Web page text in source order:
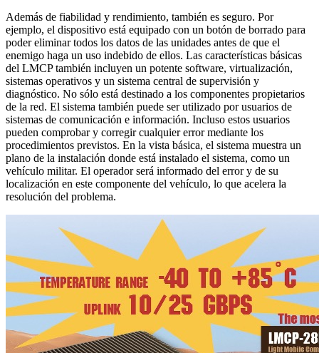
Además de fiabilidad y rendimiento, también es seguro. Por
ejemplo, el dispositivo está equipado con un botón de borrado para
poder eliminar todos los datos de las unidades antes de que el
enemigo haga un uso indebido de ellos. Las características básicas
del LMCP también incluyen un potente software, virtualización,
sistemas operativos y un sistema central de supervisión y
diagnóstico. No sólo está destinado a los componentes propietarios
de la red. El sistema también puede ser utilizado por usuarios de
sistemas de comunicación e información. Incluso estos usuarios
pueden comprobar y corregir cualquier error mediante los
procedimientos previstos. En la vista básica, el sistema muestra un
plano de la instalación donde está instalado el sistema, como un
vehículo militar. El operador será informado del error y de su
localización en este componente del vehículo, lo que acelera la
resolución del problema.